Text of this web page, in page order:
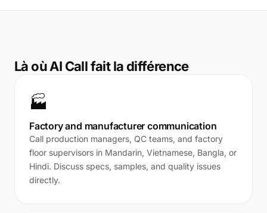
Là où AI Call fait la différence
🏭
Factory and manufacturer communication
Call production managers, QC teams, and factory
floor supervisors in Mandarin, Vietnamese, Bangla, or
Hindi. Discuss specs, samples, and quality issues
directly.